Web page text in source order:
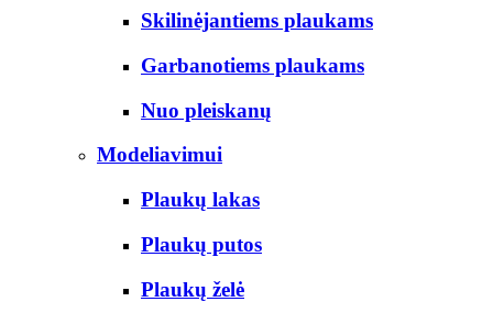
Skilinėjantiems plaukams
Garbanotiems plaukams
Nuo pleiskanų
Modeliavimui
Plaukų lakas
Plaukų putos
Plaukų želė